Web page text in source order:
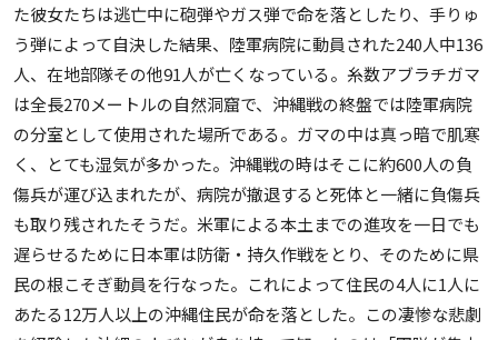
た彼女たちは逃亡中に砲弾やガス弾で命を落としたり、手りゅ
う弾によって自決した結果、陸軍病院に動員された240人中136
人、在地部隊その他91人が亡くなっている。糸数アブラチガマ
は全長270メートルの自然洞窟で、沖縄戦の終盤では陸軍病院
の分室として使用された場所である。ガマの中は真っ暗で肌寒
く、とても湿気が多かった。沖縄戦の時はそこに約600人の負
傷兵が運び込まれたが、病院が撤退すると死体と一緒に負傷兵
も取り残されたそうだ。米軍による本土までの進攻を一日でも
遅らせるために日本軍は防衛・持久作戦をとり、そのために県
民の根こそぎ動員を行なった。これによって住民の4人に1人に
あたる12万人以上の沖縄住民が命を落とした。この凄惨な悲劇